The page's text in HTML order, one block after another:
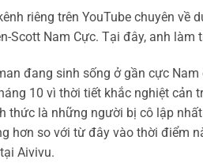
riêng trên YouTube chuyên về
Scott Nam Cực. Tại đây, anh làm
đang sinh sống ở gần cực
10 vì thời tiết khắc nghiệt cản
thức là những người bị cô lập
hơn so với từ đây vào thời điểm
Aivivu.